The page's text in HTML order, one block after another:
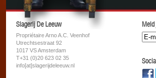
Slagerij De Leeuw
Propriétaire Arno A.C. Veenhof
Utrechtsestraat 92
1017 VS Amsterdam
T+31 (0)20 623 02 35
info[at]slagerijdeleeuw.nl
Meld